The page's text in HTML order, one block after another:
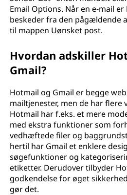
Email Options. Når en e-mail
beskeder fra den pågældende
til mappen Uønsket post.
Hvordan adskiller
Gmail?
Hotmail og Gmail er begge
mailtjenester, men de har flere
Hotmail har f.eks. et mere
med ekstra funktioner som
vedhæftede filer og
hertil har Gmail et enklere
søgefunktioner og
etiketter. Derudover tilbyder
godkendelse for øget
gør det.